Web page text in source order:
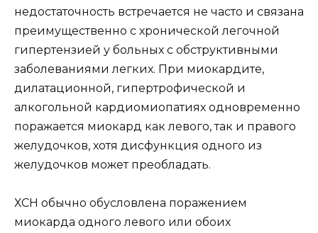
недостаточность встречается не часто и связана
преимущественно с хронической легочной
гипертензией у больных с обструктивными
заболеваниями легких. При миокардите,
дилатационной, гипертрофической и
алкогольной кардиомиопатиях одновременно
поражается миокард как левого, так и правого
желудочков, хотя дисфункция одного из
желудочков может преобладать.
ХСН обычно обусловлена поражением
миокарда одного левого или обоих